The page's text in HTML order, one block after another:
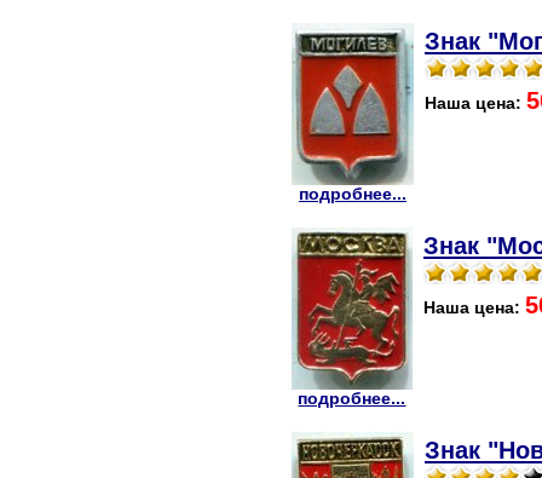
подробнее...
Знак
Наша цена:
подробнее...
Знак
Наша цена:
Знак